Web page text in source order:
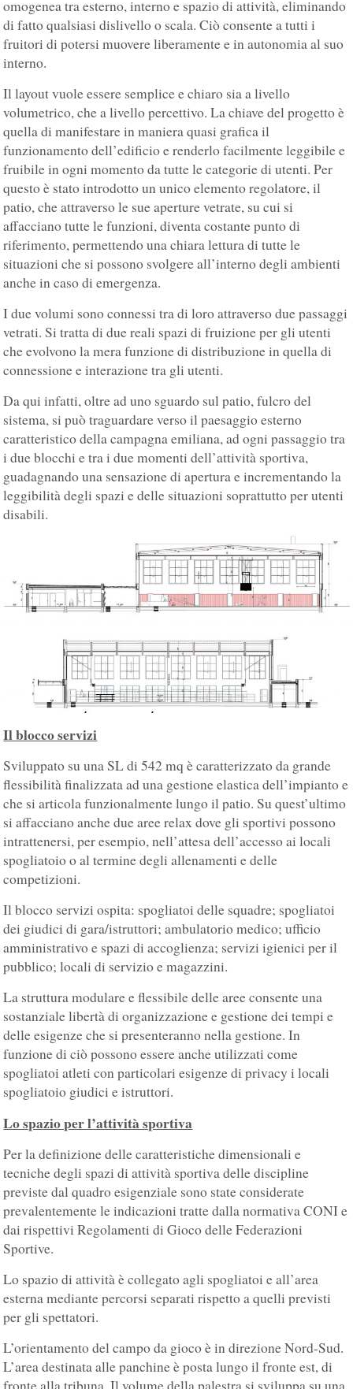
omogenea tra esterno, interno e spazio di attività, eliminando
di fatto qualsiasi dislivello o scala. Ciò consente a tutti i
fruitori di potersi muovere liberamente e in autonomia al suo
interno.
Il layout vuole essere semplice e chiaro sia a livello
volumetrico, che a livello percettivo. La chiave del progetto è
quella di manifestare in maniera quasi grafica il
funzionamento dell’edificio e renderlo facilmente leggibile e
fruibile in ogni momento da tutte le categorie di utenti. Per
questo è stato introdotto un unico elemento regolatore, il
patio, che attraverso le sue aperture vetrate, su cui si
affacciano tutte le funzioni, diventa costante punto di
riferimento, permettendo una chiara lettura di tutte le
situazioni che si possono svolgere all’interno degli ambienti
anche in caso di emergenza.
I due volumi sono connessi tra di loro attraverso due passaggi
vetrati. Si tratta di due reali spazi di fruizione per gli utenti
che evolvono la mera funzione di distribuzione in quella di
connessione e interazione tra gli utenti.
Da qui infatti, oltre ad uno sguardo sul patio, fulcro del
sistema, si può traguardare verso il paesaggio esterno
caratteristico della campagna emiliana, ad ogni passaggio tra
i due blocchi e tra i due momenti dell’attività sportiva,
guadagnando una sensazione di apertura e incrementando la
leggibilità degli spazi e delle situazioni soprattutto per utenti
disabili.
Il blocco servizi
Sviluppato su una SL di 542 mq è caratterizzato da grande
flessibilità finalizzata ad una gestione elastica dell’impianto e
che si articola funzionalmente lungo il patio. Su quest’ultimo
si affacciano anche due aree relax dove gli sportivi possono
intrattenersi, per esempio, nell’attesa dell’accesso ai locali
spogliatoio o al termine degli allenamenti e delle
competizioni.
Il blocco servizi ospita: spogliatoi delle squadre; spogliatoi
dei giudici di gara/istruttori; ambulatorio medico; ufficio
amministrativo e spazi di accoglienza; servizi igienici per il
pubblico; locali di servizio e magazzini.
La struttura modulare e flessibile delle aree consente una
sostanziale libertà di organizzazione e gestione dei tempi e
delle esigenze che si presenteranno nella gestione. In
funzione di ciò possono essere anche utilizzati come
spogliatoi atleti con particolari esigenze di privacy i locali
spogliatoio giudici e istruttori.
Lo spazio per l’attività sportiva
Per la definizione delle caratteristiche dimensionali e
tecniche degli spazi di attività sportiva delle discipline
previste dal quadro esigenziale sono state considerate
prevalentemente le indicazioni tratte dalla normativa CONI e
dai rispettivi Regolamenti di Gioco delle Federazioni
Sportive.
Lo spazio di attività è collegato agli spogliatoi e all’area
esterna mediante percorsi separati rispetto a quelli previsti
per gli spettatori.
L’orientamento del campo da gioco è in direzione Nord-Sud.
L’area destinata alle panchine è posta lungo il fronte est, di